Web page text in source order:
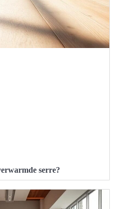
serre?